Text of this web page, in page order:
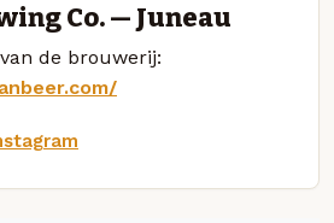
Co. — Juneau
de brouwerij: